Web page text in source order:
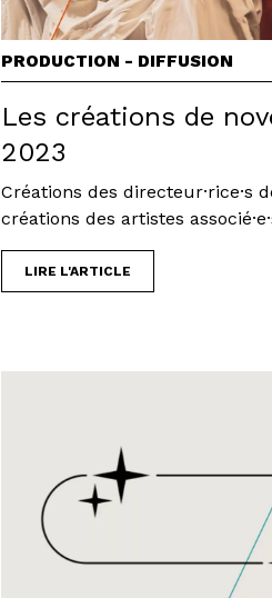
PRODUCTION - DIFFUSION
Les créations de
2023
Créations des directeur·rice·s
créations des artistes
LIRE L'ARTICLE